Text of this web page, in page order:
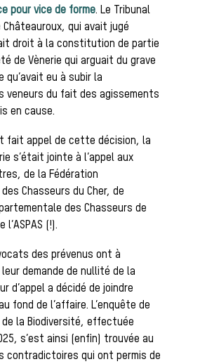
La vènerie contemporaine
les
pour vice de forme. Le Tribunal
qui avait jugé
droit à la constitution de partie
de Vènerie qui arguait du grave
qu’avait eu à subir la
veneurs du fait des agissements
en cause.
fait appel de cette décision, la
s’était jointe à l’appel aux
de la Fédération
Chasseurs du Cher, de
des Chasseurs de
l’ASPAS (!).
des prévenus ont à
demande de nullité de la
d’appel a décidé de joindre
fond de l’affaire. L’enquête de
de la Biodiversité, effectuée
s’est ainsi (enfin) trouvée au
contradictoires qui ont permis de